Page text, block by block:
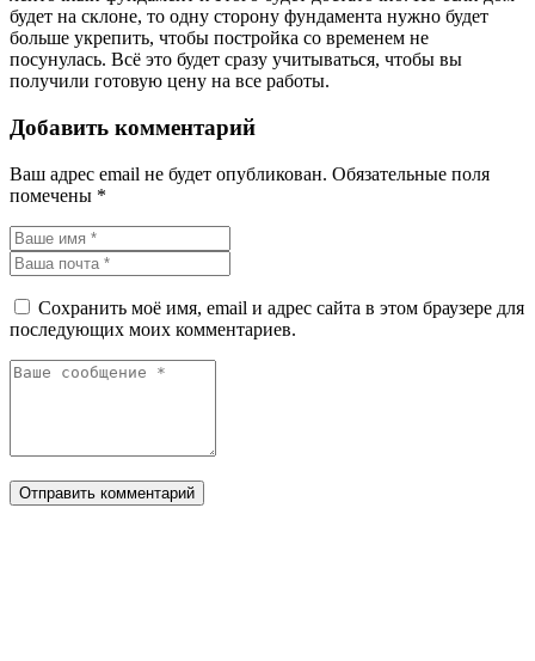
будет на склоне, то одну сторону фундамента нужно будет
больше укрепить, чтобы постройка со временем не
посунулась. Всё это будет сразу учитываться, чтобы вы
получили готовую цену на все работы.
Добавить комментарий
Ваш адрес email не будет опубликован. Обязательные поля
помечены *
Сохранить моё имя, email и адрес сайта в этом браузере для
последующих моих комментариев.
Отправить комментарий